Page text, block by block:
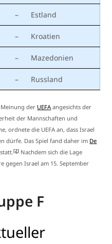
– Estland
– Kroatien
– Mazedonien
– Russland
Meinung der UEFA angesichts der
der Mannschaften und
ordnete die UEFA an, dass Israel
dürfe. Das Spiel fand daher im De
[2]Nachdem sich die Lage
gegen Israel am 15. September
F